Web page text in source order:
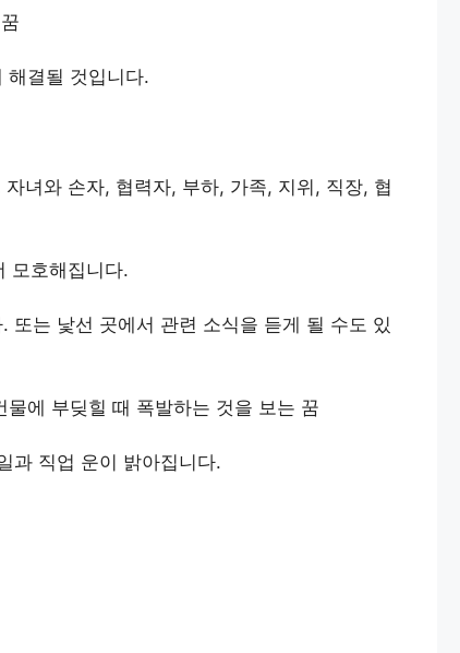
해결될 것입니다.
녀와 손자, 협력자, 부하, 가족, 지위, 직장, 협
모호해집니다.
또는 낯선 곳에서 관련 소식을 듣게 될 수도 있
에 부딪힐 때 폭발하는 것을 보는 꿈
과 직업 운이 밝아집니다.